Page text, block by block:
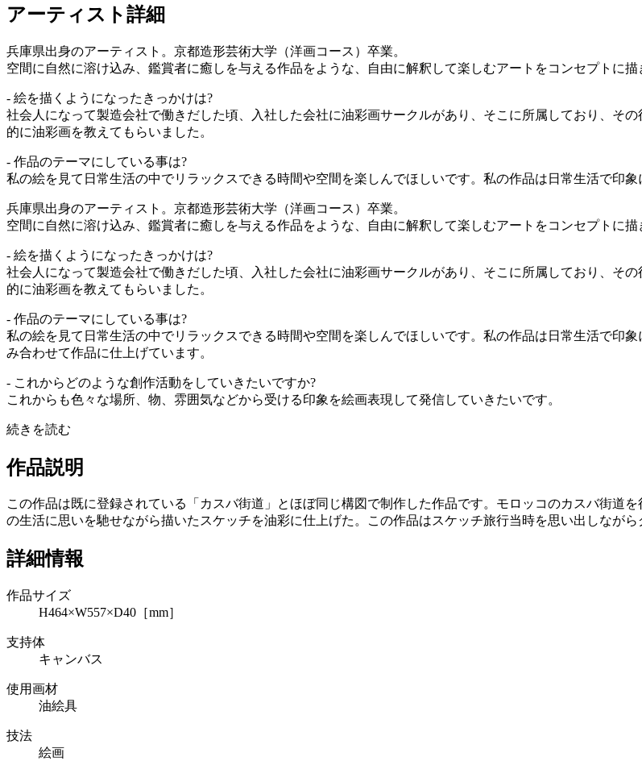
アーティスト詳細
兵庫県出身のアーティスト。京都造形芸術大学（洋画コース）卒業。
空間に自然に溶け込み、鑑賞者に癒しを与える作品をような、自由に解釈して楽しむアートをコンセプトに描
- 絵を描くようになったきっかけは?
社会人になって製造会社で働きだした頃、入社した会社に油彩画サークルがあり、そこに所属しており、そ
的に油彩画を教えてもらいました。
- 作品のテーマにしている事は?
私の絵を見て日常生活の中でリラックスできる時間や空間を楽しんでほしいです。私の作品は日常生活で印
兵庫県出身のアーティスト。京都造形芸術大学（洋画コース）卒業。
空間に自然に溶け込み、鑑賞者に癒しを与える作品をような、自由に解釈して楽しむアートをコンセプトに描
- 絵を描くようになったきっかけは?
社会人になって製造会社で働きだした頃、入社した会社に油彩画サークルがあり、そこに所属しており、そ
的に油彩画を教えてもらいました。
- 作品のテーマにしている事は?
私の絵を見て日常生活の中でリラックスできる時間や空間を楽しんでほしいです。私の作品は日常生活で印
み合わせて作品に仕上げています。
- これからどのような創作活動をしていきたいですか?
これからも色々な場所、物、雰囲気などから受ける印象を絵画表現して発信していきたいです。
続きを読む
作品説明
この作品は既に登録されている「カスバ街道」とほぼ同じ構図で制作した作品です。モロッコのカスバ街道
の生活に思いを馳せながら描いたスケッチを油彩に仕上げた。この作品はスケッチ旅行当時を思い出しなが
詳細情報
作品サイズ
H464×W557×D40［mm］
支持体
キャンバス
使用画材
油絵具
技法
絵画